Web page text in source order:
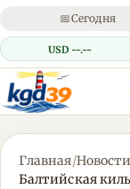
📅Сегодня
USD --.--
Главная/Новости
Балтийская